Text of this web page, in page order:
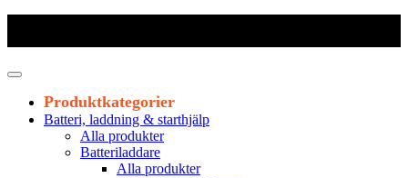
Produktkategorier
Batteri, laddning & starthjälp
Alla produkter
Batteriladdare
Alla produkter